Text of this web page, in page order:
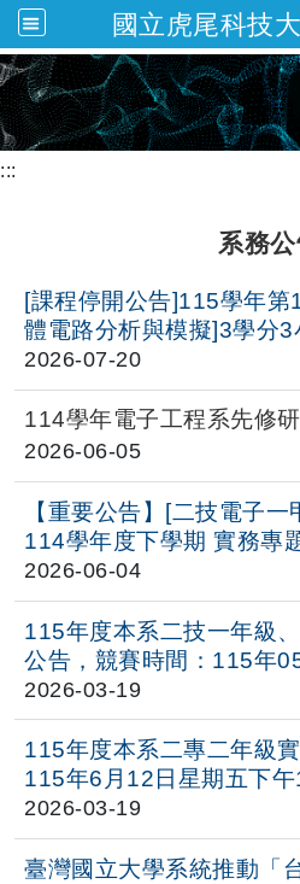
國立虎尾科技
跳到主要
:::
系務
[課程停開公告]115學年第
體電路分析與模擬]3學分
子三攜[積體電路分析與模
開，請各位同學轉知，謝
2026-07-20
114學年電子工程系先修
2026-06-05
【重要公告】[二技電子
114學年度下學期 實務專
項，請於期末考週
午 17：00 前完成線上表
交，感謝配合。
[二專電子二甲]
實務專題報告繳交注意事
週115年6月12日（星期
完成線上表單填報與實體
合。
2026-06-04
115年度本系二技一年級
公告，競賽時間：115年
13：20-15：10，請各位
2026-03-19
115年度本系二專二年級
115年6月12日星期五下
辦，請各位同學轉知。
2026-03-19
臺灣國立大學系統推動「